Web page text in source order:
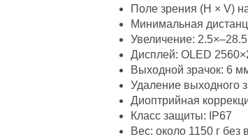
Поле зрения (H × V)
Минимальная
Увеличение:
Дисплей: OLED
Выходной зрачок: 6
Удаление выходного
Диоптрийная
Класс защиты: IP67
Вес: около 1150 г без